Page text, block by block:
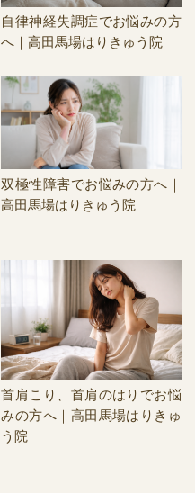
自律神経失調症でお悩みの方
へ｜高田馬場はりきゅう院
双極性障害でお悩みの方へ｜
高田馬場はりきゅう院
首肩こり、首肩のはりでお悩
みの方へ｜高田馬場はりきゅ
う院